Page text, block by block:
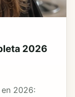
2026
2026: